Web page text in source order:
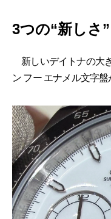
3つの“新しさ”
新しいデイトナの大
ン フー エナメル文字盤